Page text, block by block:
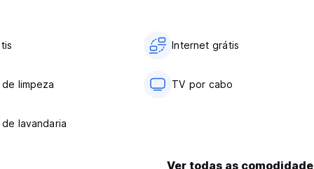
Internet grátis
limpeza TV por cabo
lavandaria
Ver todas as